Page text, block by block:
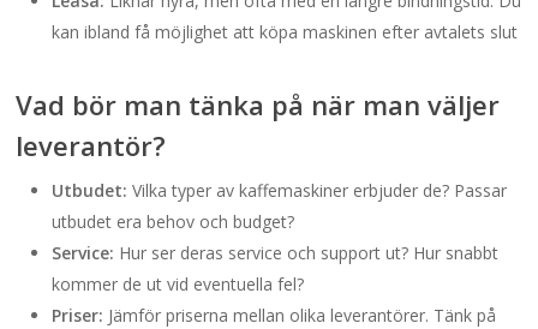
kan ibland få möjlighet att köpa maskinen efter avtalets slut
Vad bör man tänka på när man väljer
leverantör?
Utbudet: Vilka typer av kaffemaskiner erbjuder de? Passar
utbudet era behov och budget?
Service: Hur ser deras service och support ut? Hur snabbt
kommer de ut vid eventuella fel?
Priser: Jämför priserna mellan olika leverantörer. Tänk på